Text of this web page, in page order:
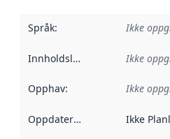
Språk: Ikke
Innholdsleverandører :
Ikke
Opphav: Ikke
Oppdateringsfrekvens :
Ikke